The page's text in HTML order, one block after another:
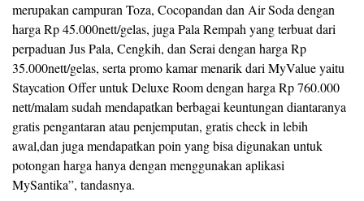
merupakan campuran Toza, Cocopandan dan Air Soda dengan
harga Rp 45.000nett/gelas, juga Pala Rempah yang terbuat dari
perpaduan Jus Pala, Cengkih, dan Serai dengan harga Rp
35.000nett/gelas, serta promo kamar menarik dari MyValue yaitu
Staycation Offer untuk Deluxe Room dengan harga Rp 760.000
nett/malam sudah mendapatkan berbagai keuntungan diantaranya
gratis pengantaran atau penjemputan, gratis check in lebih
awal,dan juga mendapatkan poin yang bisa digunakan untuk
potongan harga hanya dengan menggunakan aplikasi
MySantika”, tandasnya.